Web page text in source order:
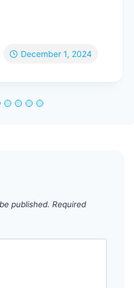
December 1, 2024
published. Required